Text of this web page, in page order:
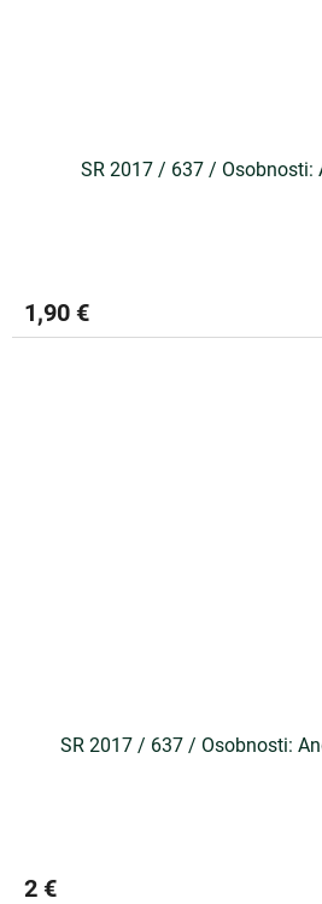
SR 2017 / 637 / Osobnosti:
1,90 €
SR 2017 / 637 / Osobnosti:
2 €